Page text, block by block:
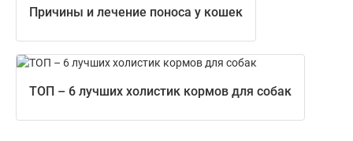
Причины и лечение поноса у кошек
ТОП – 6 лучших холистик кормов для собак